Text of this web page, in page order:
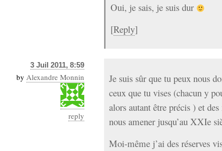
Oui, je sais, je suis dur
[Reply]
3 Juil 2011, 8:59
by Alexandre Monnin
reply
Je suis sûr que tu peux nous
ceux que tu vises (chacun y
alors autant être précis ) et
nous amener jusqu’au XXIe
Moi-même j’ai des réserves